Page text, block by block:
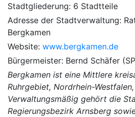
Stadtgliederung: 6 Stadtteile
Adresse der Stadtverwaltung:
Bergkamen
Website: www.bergkamen.de
Bürgermeister: Bernd Schäfer
Bergkamen ist eine Mittlere
Ruhrgebiet, Nordrhein-
Verwaltungsmäßig gehört die
Regierungsbezirk Arnsberg